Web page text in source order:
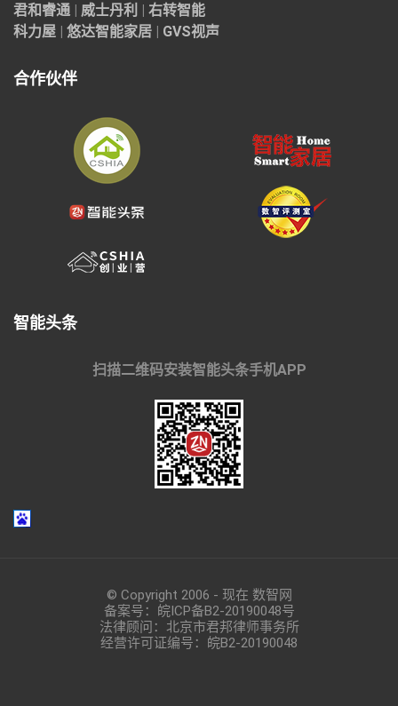
君和睿通 | 威士丹利 | 右转智能
科力屋 | 悠达智能家居 | GVS视声
合作伙伴
智能头条
扫描二维码安装智能头条手机APP
© Copyright 2006 - 现在 数智网
备案号： 皖ICP备B2-20190048号
法律顾问：北京市君邦律师事务所
经营许可证编号：皖B2-20190048